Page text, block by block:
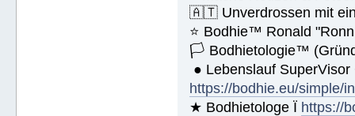
🇦🇹 Unverdrossen mit
⭐️ Bodhie™ Ronald
🏳 Bodhietologie™
● Lebenslauf
https://bodhie.eu/simple/
★ Bodhietologe Ï https://